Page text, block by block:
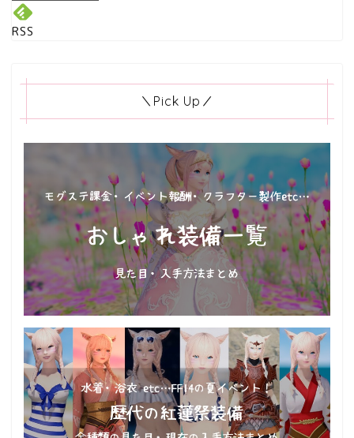
RSS
＼Pick Up／